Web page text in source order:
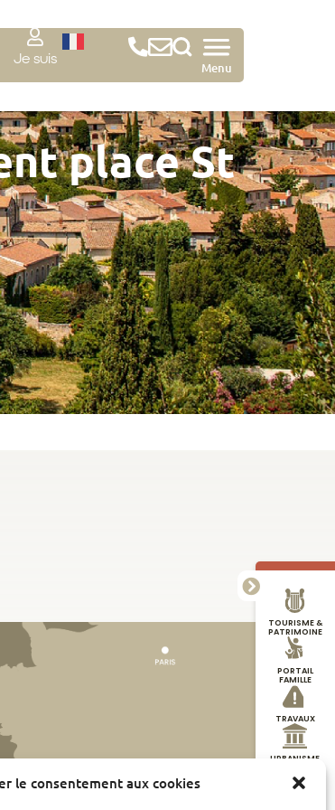
le consentement aux cookies
Menu
Je suis
place St
TOURISME &
PATRIMOINE
PORTAIL
FAMILLE
TRAVAUX
URBANISME